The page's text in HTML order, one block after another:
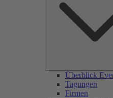
Überblick
Tagungen
Firmen